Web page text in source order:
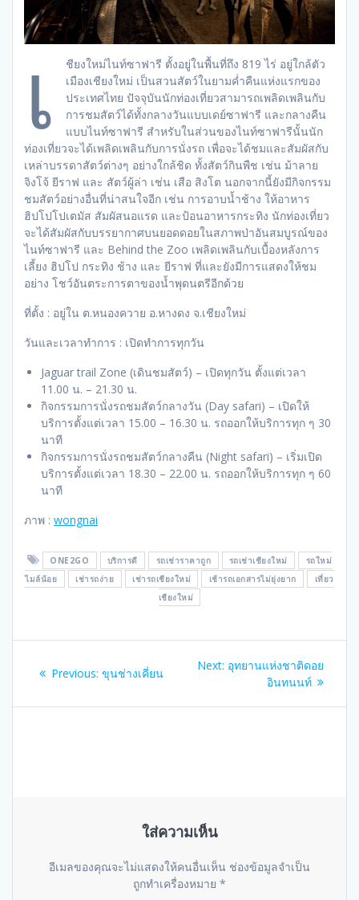
เ
ชียงใหม่ไนท์ซาฟารี ตั้งอยู่ในพื้นที่ถึง 819 ไร่ อยู่ใกล้ตัว
เมืองเชียงใหม่ เป็นสวนสัตว์ในยามค่ำคืนแห่งแรกของ
ประเทศไทย ปัจจุบันนักท่องเที่ยวสามารถเพลิดเพลินกับ
การชมสัตว์ได้ทั้งกลางวันแบบเดย์ซาฟารี และกลางคืน
แบบไนท์ซาฟารี สำหรับในส่วนของไนท์ซาฟารีนั้นนัก
ท่องเที่ยวจะได้เพลิดเพลินกับการนั่งรถ เพื่อจะได้ชมและสัมผัสกับ
เหล่าบรรดาสัตว์ต่างๆ อย่างใกล้ชิด ทั้งสัตว์กินพืช เช่น ม้าลาย
จิงโจ้ ยีราฟ และ สัตว์ผู้ล่า เช่น เสือ สิงโต นอกจากนี้ยังมีกิจกรรม
ชมสัตว์อย่างอื่นที่น่าสนใจอีก เช่น การอาบน้ำช้าง ให้อาหาร
ฮิปโปโปเตมัส สัมผัสนอแรด และป้อนอาหารกระทิง นักท่องเที่ยว
จะได้สัมผัสกับบรรยากาศบนยอดดอยในสภาพป่าอันสมบูรณ์ของ
ไนท์ซาฟารี และ Behind the Zoo เพลิดเพลินกับเบื้องหลังการ
เลี้ยง ฮิปโป กระทิง ช้าง และ ยีราฟ ที่และยังมีการแสดงให้ชม
อย่าง โชว์อันตระการตาของน้ำพุดนตรีอีกด้วย
ที่ตั้ง : อยู่ใน ต.หนองควาย อ.หางดง จ.เชียงใหม่
วันและเวลาทำการ : เปิดทำการทุกวัน
Jaguar trail Zone (เดินชมสัตว์) – เปิดทุกวัน ตั้งแต่เวลา
11.00 น. – 21.30 น.
กิจกรรมการนั่งรถชมสัตว์กลางวัน (Day safari) – เปิดให้
บริการตั้งแต่เวลา 15.00 – 16.30 น. รถออกให้บริการทุก ๆ 30
นาที
กิจกรรมการนั่งรถชมสัตว์กลางคืน (Night safari) – เริ่มเปิด
บริการตั้งแต่เวลา 18.30 – 22.00 น. รถออกให้บริการทุก ๆ 60
นาที
ภาพ : wongnai
ONE2GO บริการดี รถเช่าราคาถูก รถเช่าเชียงใหม่
รถใหม่
ไมล์น้อย
เช่ารถง่าย เช่ารถเชียงใหม่ เช้ารถเอกสารไม่ยุ่งยาก
เที่ยว
เชียงใหม่
Previous: Previous
ขุนช่างเคี่ยน
Next: Next
อุทยานแห่งชาติดอย
อินทนนท์
ใส่ความเห็น
อีเมลของคุณจะไม่แสดงให้คนอื่นเห็น ช่องข้อมูลจำเป็น
ถูกทำเครื่องหมาย *